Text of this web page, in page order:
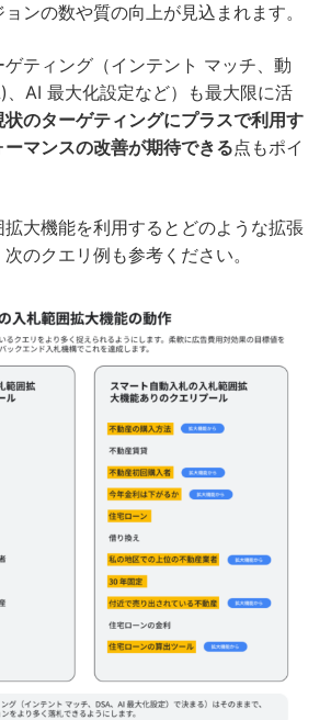
ンの数や質の向上が見込まれます。
ゲティング（インテント マッチ、動
、AI 最大化設定など）も最大限に活
状のターゲティングにプラスで利用す
マンスの改善が期待できる点もポイ
大機能を利用するとどのような拡張
のクエリ例も参考ください。